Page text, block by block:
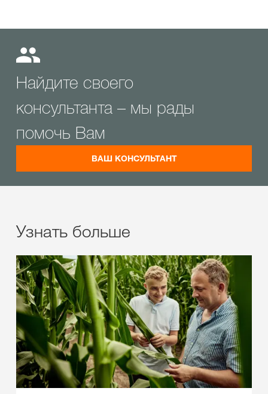
Найдите своего
консультанта – мы рады
помочь Вам
ВАШ КОНСУЛЬТАНТ
Узнать больше